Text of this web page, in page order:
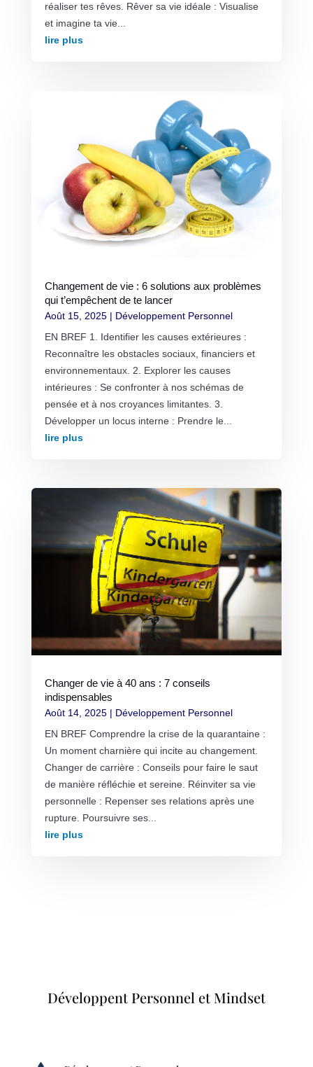
réaliser tes rêves. Rêver sa vie idéale : Visualise
et imagine ta vie...
lire plus
Changement de vie : 6 solutions aux problèmes
qui t’empêchent de te lancer
Août 15, 2025| Développement Personnel
EN BREF 1. Identifier les causes extérieures :
Reconnaître les obstacles sociaux, financiers et
environnementaux. 2. Explorer les causes
intérieures : Se confronter à nos schémas de
pensée et à nos croyances limitantes. 3.
Développer un locus interne : Prendre le...
lire plus
Changer de vie à 40 ans : 7 conseils
indispensables
Août 14, 2025| Développement Personnel
EN BREF Comprendre la crise de la quarantaine :
Un moment charnière qui incite au changement.
Changer de carrière : Conseils pour faire le saut
de manière réfléchie et sereine. Réinviter sa vie
personnelle : Repenser ses relations après une
rupture. Poursuivre ses...
lire plus
Développent Personnel et Mindset